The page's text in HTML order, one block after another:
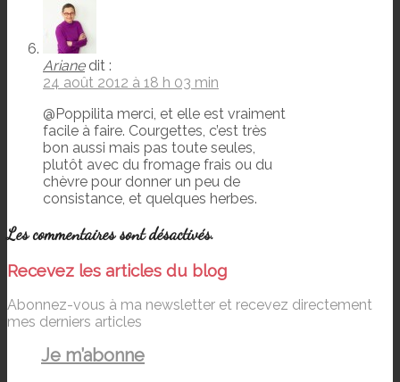
Ariane dit :
24 août 2012 à 18 h 03 min
@Poppilita merci, et elle est vraiment
facile à faire. Courgettes, c’est très
bon aussi mais pas toute seules,
plutôt avec du fromage frais ou du
chèvre pour donner un peu de
consistance, et quelques herbes.
Les commentaires sont désactivés.
Recevez les articles du blog
Abonnez-vous à ma newsletter et recevez directement
mes derniers articles
Je m’abonne